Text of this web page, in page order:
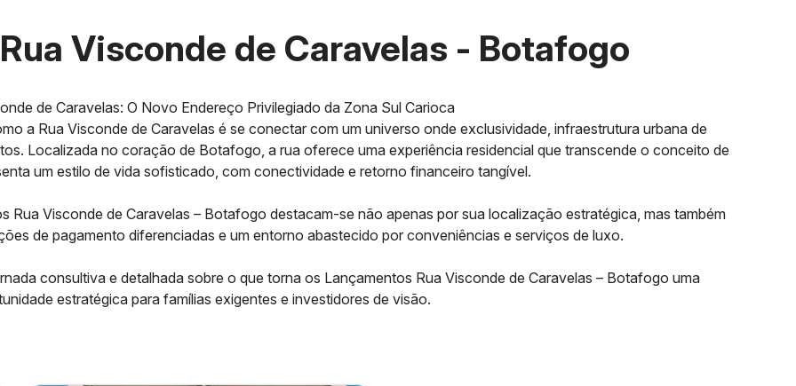
Visconde de Caravelas - Botafogo
de Caravelas: O Novo Endereço Privilegiado da Zona Sul Carioca
a Rua Visconde de Caravelas é se conectar com um universo onde exclusividade, infraestrutura urbana de
Localizada no coração de Botafogo, a rua oferece uma experiência residencial que transcende o conceito de
um estilo de vida sofisticado, com conectividade e retorno financeiro tangível.
Rua Visconde de Caravelas – Botafogo destacam-se não apenas por sua localização estratégica, mas também
de pagamento diferenciadas e um entorno abastecido por conveniências e serviços de luxo.
consultiva e detalhada sobre o que torna os Lançamentos Rua Visconde de Caravelas – Botafogo uma
estratégica para famílias exigentes e investidores de visão.